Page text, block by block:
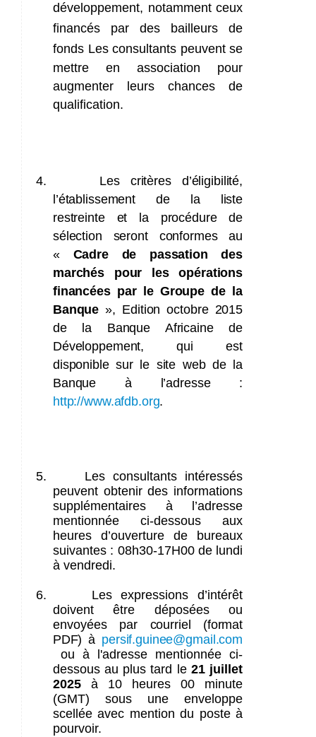
développement, notamment ceux
financés par des bailleurs de
fonds Les consultants peuvent se
mettre en association pour
augmenter leurs chances de
qualification.
4.
Les critères d’éligibilité,
l’établissement de la liste
restreinte et la procédure de
sélection seront conformes au
« Cadre de passation des
marchés pour les opérations
financées par le Groupe de la
Banque », Edition octobre 2015
de la Banque Africaine de
Développement, qui est
disponible sur le site web de la
Banque à l’adresse :
http://www.afdb.org.
5.
Les consultants intéressés
peuvent obtenir des informations
supplémentaires à l’adresse
mentionnée ci-dessous aux
heures d’ouverture de bureaux
suivantes : 08h30-17H00 de lundi
à vendredi.
6.
Les expressions d’intérêt
doivent être déposées ou
envoyées par courriel (format
PDF) à persif.guinee@gmail.com
ou à l'adresse mentionnée ci-
dessous au plus tard le 21 juillet
2025à 10 heures 00 minute
(GMT) sous une enveloppe
scellée avec mention du poste à
pourvoir.